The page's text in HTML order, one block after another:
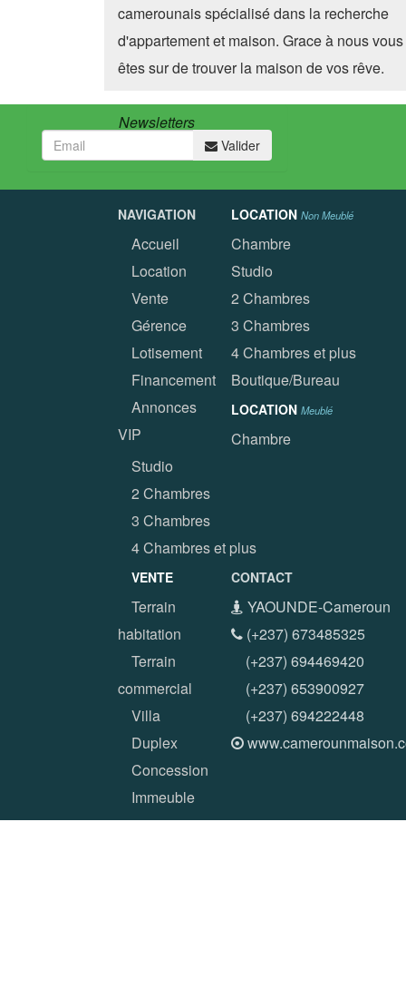
camerounais spécialisé dans la recherche
d'appartement et maison. Grace à nous vous
êtes sur de trouver la maison de vos rêve.
Newsletters
Valider
NAVIGATION
Accueil
Location
Vente
Gérence
Lotisement
Financement
Annonces
VIP
LOCATION Non Meublé
Chambre
Studio
2 Chambres
3 Chambres
4 Chambres et plus
Boutique/Bureau
LOCATION Meublé
Chambre
Studio
2 Chambres
3 Chambres
4 Chambres et plus
VENTE
Terrain
habitation
Terrain
commercial
Villa
Duplex
Concession
Immeuble
CONTACT
YAOUNDE-Cameroun
(+237) 673485325
(+237) 694469420
(+237) 653900927
(+237) 694222448